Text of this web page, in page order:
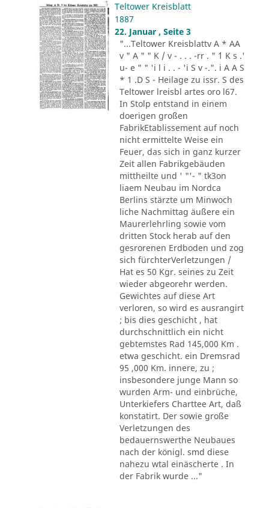
Teltower Kreisblatt
1887
22. Januar , Seite 3
"...Teltower Kreisblattv A * AA
v " A " " K / v - . . . -rr . " ´1 K s .'
u- e " " 'i l i . . - 'i S v -.". i A A S
* 1 .D S - Heilage zu issr. S des
Teltower lreisbl artes oro l67.
In Stolp entstand in einem
doerigen großen
FabrikEtablissement auf noch
nicht ermittelte Weise ein
Feuer, das sich in ganz kurzer
Zeit allen Fabrikgebäuden
mittheilte und ' "'- " tk3on
liaem Neubau im Nordca
Berlins stärzte um Minwoch
liche Nachmittag äußere ein
Maurerlehrling sowie vom
dritten Stock herab auf den
gesrorenen Erdboden und zog
sich fürchterVerletzungen /
Hat es 50 Kgr. seines zu Zeit
wieder abgeorehr werden.
Gewichtes auf diese Art
verloren, so wird es ausrangirt
; bis dies geschicht , hat
durchschnittlich ein nicht
gebtemstes Rad 145,000 Km .
etwa geschicht. ein Dremsrad
95 ,000 Km. innere, zu ;
insbesondere junge Mann so
wurden Arm- und einbrüche,
Unterkiefers Charttee Art, daß
konstatirt. Der sowie große
Verletzungen des
bedauernswerthe Neubaues
nach der königl. smd diese
nahezu wtal einäscherte . In
der Fabrik wurde ..."